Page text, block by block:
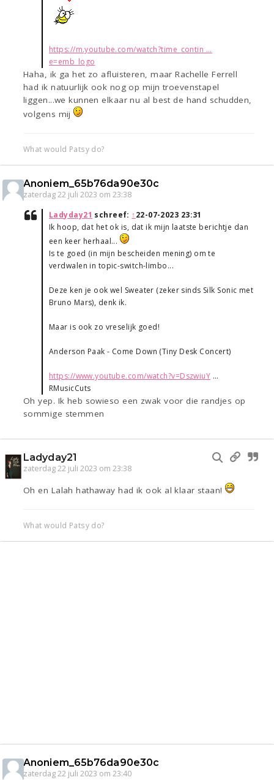
https://m.youtube.com/watch?time_contin ...
e=emb_logo
Haha, ik ga het zo afluisteren, maar Rachelle Ferrell
had ik natuurlijk ook nog op mijn troevenstapel
liggen...we kunnen elkaar nu al best de hand schudden,
volgens mij
What would Patsy do?
Anoniem_65b76da90e30c
zaterdag 22 juli 2023 om 23:38
Ladyday21 schreef: ↑22-07-2023 23:31
Ik hoop, dat het ok is, dat ik mijn laatste berichtje dan
een keer herhaal...
Is te goed (in mijn bescheiden mening) om te
verdwalen in topic-switch-limbo...
Deze ken je ook wel Sweater (zeker sinds Silk Sonic met
Bruno Mars), denk ik.
Maar is ook zo vreselijk goed!
Anderson Paak - Come Down (Tiny Desk Concert)
https://www.youtube.com/watch?v=DszwiuY ...
RMusicCuts
Oh yep. Ik heb sowieso een zwak voor die randjes op
sommige stemmen
Ladyday21
zaterdag 22 juli 2023 om 23:38
Oh en Lalah hathaway had ik ook al klaar staan!
What would Patsy do?
Anoniem_65b76da90e30c
zaterdag 22 juli 2023 om 23:40